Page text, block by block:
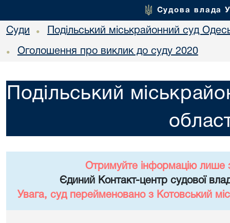
Судова влада
Суди • Подільський міськрайонний суд
• Оголошення про виклик до суду 2020
Подільський
Отримуйте інформацію лише
Єдиний Контакт-центр судової
Увага, суд перейменовано з Котовський